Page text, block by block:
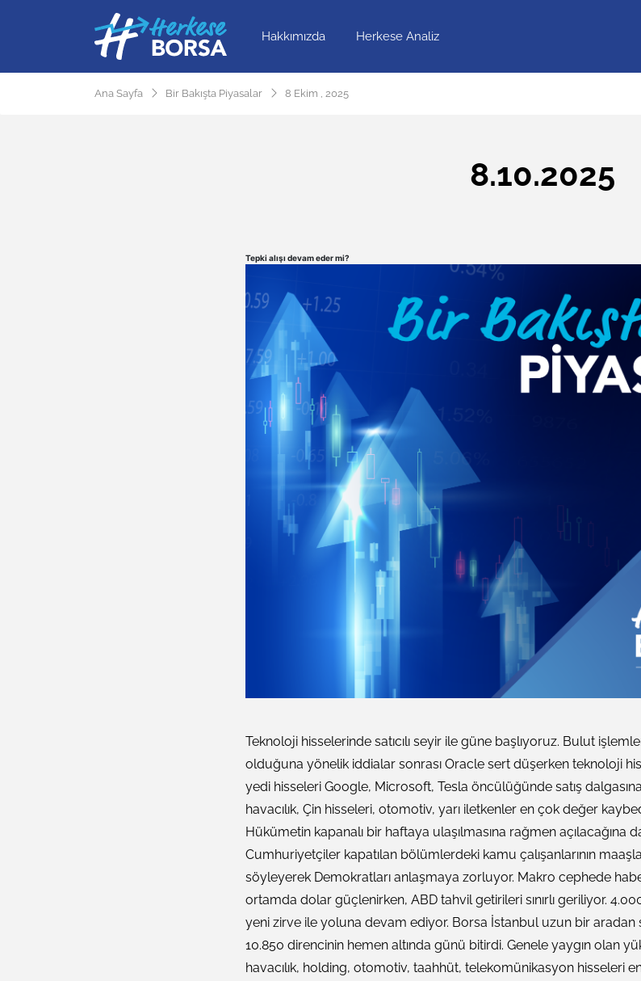
Hakkımızda Herkese Analiz
Ana Sayfa Bir Bakışta Piyasalar 8 Ekim , 2025
8.10.2025
Tepki alışı devam eder mi?
Teknoloji hisselerinde satıcılı seyir ile güne başlıyoruz. Bulut
olduğuna yönelik iddialar sonrası Oracle sert düşerken teknoloji
yedi hisseleri Google, Microsoft, Tesla öncülüğünde satış
havacılık, Çin hisseleri, otomotiv, yarı iletkenler en çok değer
Hükümetin kapanalı bir haftaya ulaşılmasına rağmen açılacağına
Cumhuriyetçiler kapatılan bölümlerdeki kamu çalışanlarının
söyleyerek Demokratları anlaşmaya zorluyor. Makro cephede haber
ortamda dolar güçlenirken, ABD tahvil getirileri sınırlı geriliyor.
yeni zirve ile yoluna devam ediyor. Borsa İstanbul uzun bir aradan
10.850 direncinin hemen altında günü bitirdi. Genele yaygın olan
havacılık, holding, otomotiv, taahhüt, telekomünikasyon hisseleri